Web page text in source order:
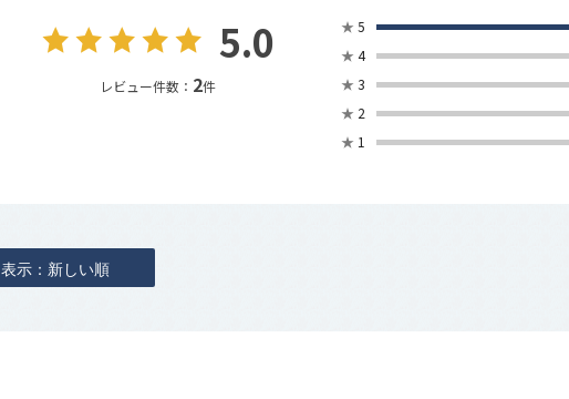
5.0
レビュー件数： 2件
★ 5
★ 4
★ 3
★ 2
★ 1
表示：新しい順